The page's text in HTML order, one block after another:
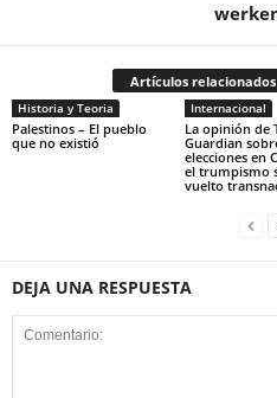
Artículos relacionados
Historia y Teoria
Palestinos – El pueblo
que no existió
Internacional
La opinión de
Guardian
elecciones en
el trumpismo
vuelto
DEJA UNA RESPUESTA